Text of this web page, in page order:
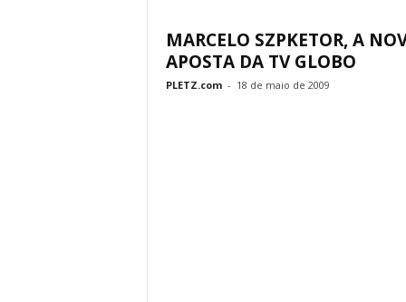
MARCELO SZPKETOR, A
APOSTA DA TV GLOBO
PLETZ.com - 18 de maio de 2009